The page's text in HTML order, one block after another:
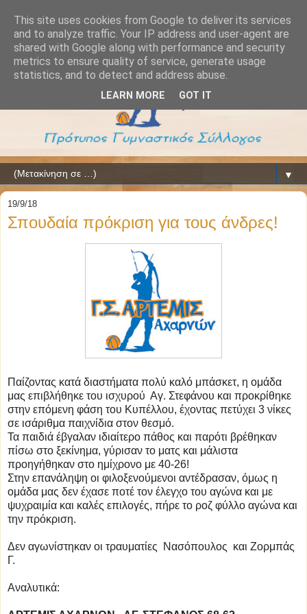
▼
19/9/18
Σπουδαία πρόκριση για τους άνδρες!
Παίζοντας κατά διαστήματα πολύ καλό μπάσκετ, η ομάδα
μας επιβλήθηκε του ισχυρού Αγ. Στεφάνου και προκρίθηκε
στην επόμενη φάση του Κυπέλλου, έχοντας πετύχει 3 νίκες
σε ισάριθμα παιχνίδια στον θεσμό.
Τα παιδιά έβγαλαν ιδιαίτερο πάθος και παρότι βρέθηκαν
πίσω στο ξεκίνημα, γύρισαν το ματς και μάλιστα
προηγήθηκαν στο ημίχρονο με 40-26!
Στην επανάληψη οι φιλοξενούμενοι αντέδρασαν, όμως η
ομάδα μας δεν έχασε ποτέ τον έλεγχο του αγώνα και με
ψυχραιμία και καλές επιλογές, πήρε το ροζ φύλλο αγώνα και
την πρόκριση.
Δεν αγωνίστηκαν οι τραυματίες Νασόπουλος και Ζορμπάς
Γ.
Αναλυτικά:
This site uses cookies from Google to deliver its services
and to analyze traffic. Your IP address and user-agent are
shared with Google along with performance and security
metrics to ensure quality of service, generate usage
statistics, and to detect and address abuse.
LEARN MORE GOT IT